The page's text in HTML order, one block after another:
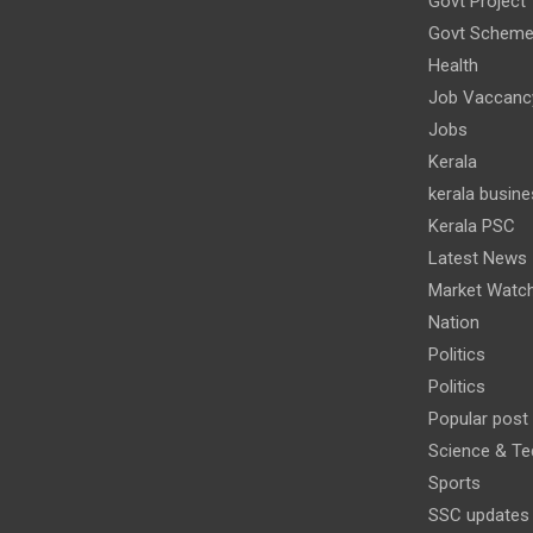
Govt
Health
Job
Jobs
Kerala
kerala
Kerala PSC
Latest News
Market
Nation
Politics
Politics
Popular post
Science &
Sports
SSC updates